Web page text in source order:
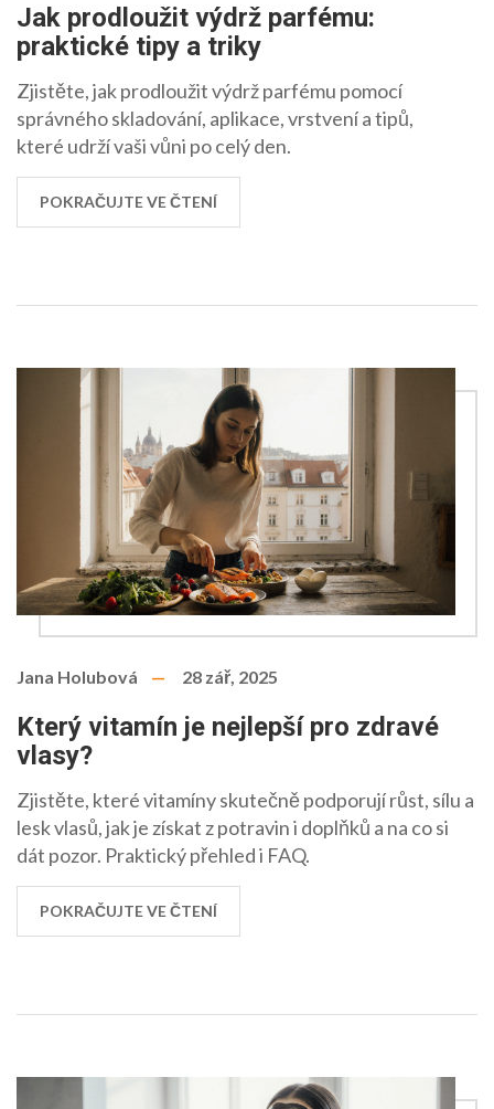
Jak prodloužit výdrž parfému:
praktické tipy a triky
Zjistěte, jak prodloužit výdrž parfému pomocí
správného skladování, aplikace, vrstvení a tipů,
které udrží vaši vůni po celý den.
POKRAČUJTE VE ČTENÍ
Jana Holubová 28 zář, 2025
Který vitamín je nejlepší pro zdravé
vlasy?
Zjistěte, které vitamíny skutečně podporují růst, sílu a
lesk vlasů, jak je získat z potravin i doplňků a na co si
dát pozor. Praktický přehled i FAQ.
POKRAČUJTE VE ČTENÍ